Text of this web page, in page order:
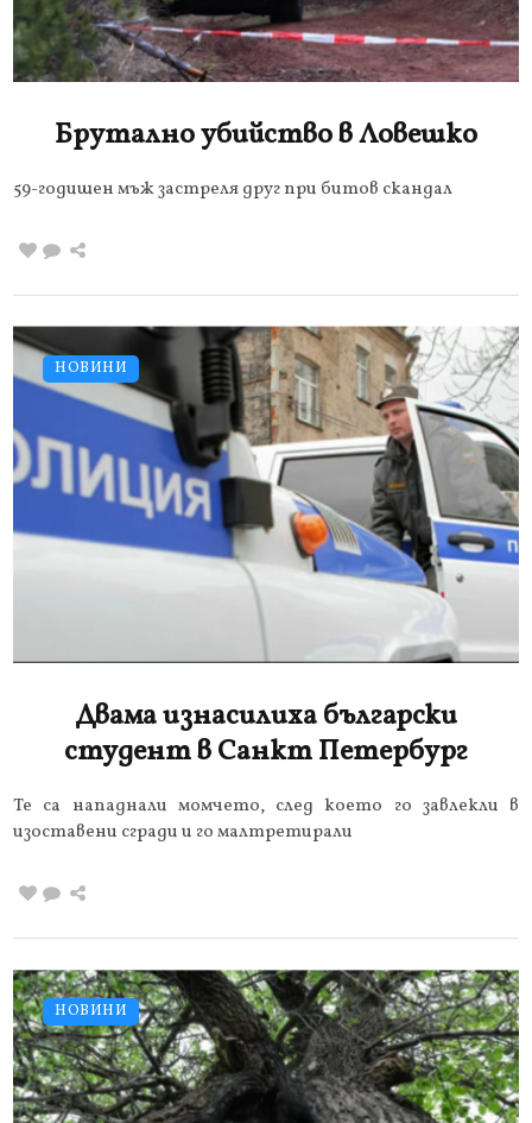
Брутално убийство в Ловешко
59-годишен мъж застреля друг при битов скандал
НОВИНИ
Двама изнасилиха български
студент в Санкт Петербург
Те са нападнали момчето, след което го завлекли в
изоставени сгради и го малтретирали
НОВИНИ